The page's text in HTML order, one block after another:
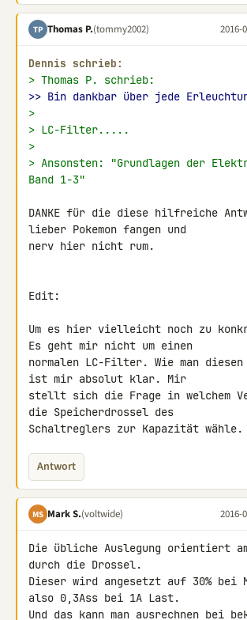
TP Thomas P.(tommy2002) 2016-
Dennis schrieb:
> Thomas P. schrieb:
>> Bin dankbar über jede
>
> LC-Filter.....
>
> Ansonsten: "Grundlagen der
Band 1-3"
DANKE für die diese hilfreiche
lieber Pokemon fangen und
nerv hier nicht rum.
Edit:
Um es hier vielleicht noch zu
Es geht mir nicht um einen
normalen LC-Filter. Wie man diesen
ist mir absolut klar. Mir
stellt sich die Frage in welchem
die Speicherdrossel des
Schaltreglers zur Kapazität wähle.
Antwort
MS Mark S.(voltwide) 2016-
Die übliche Auslegung orientiert
durch die Drossel.
Dieser wird angesetzt auf 30% bei
also 0,3Ass bei 1A Last.
Und das kann man ausrechnen bei